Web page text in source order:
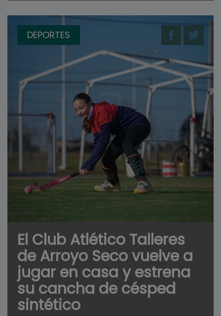
DEPORTES
El Club Atlético Talleres
de Arroyo Seco vuelve a
jugar en casa y estrena
su cancha de césped
sintético